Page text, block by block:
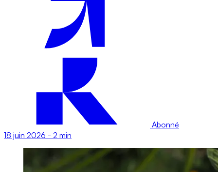
Abonné
18 juin 2026 - 2 min